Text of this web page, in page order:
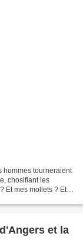
hommes tourneraient
chosifiant les
Et mes mollets ? Et
et la